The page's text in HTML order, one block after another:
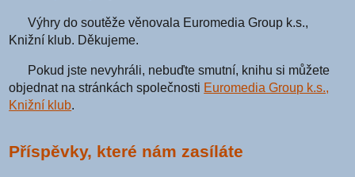
Výhry do soutěže věnovala Euromedia Group k.s.,
Knižní klub. Děkujeme.
Pokud jste nevyhráli, nebuďte smutní, knihu si můžete
objednat na stránkách společnosti Euromedia Group k.s.,
Knižní klub.
Příspěvky, které nám zasíláte